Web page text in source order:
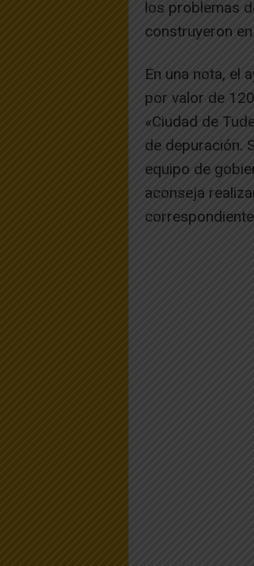
los problemas
construyeron
En una nota, el
por valor de
«Ciudad de
de depuración.
equipo de
aconseja